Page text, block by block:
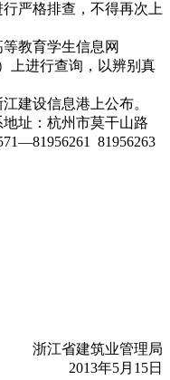
严格排查，不得再次上
教育学生信息网
上进行查询，以辨别真
设信息港上公布。
址：杭州市莫干山路
81956263
浙江省建筑业管理局
2013年5月15日